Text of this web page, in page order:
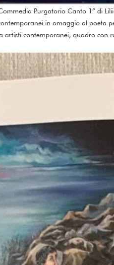
Purgatorio Canto 1” di
in omaggio al poeta
artisti contemporanei, quadro con